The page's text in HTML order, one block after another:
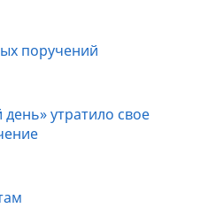
поручений
утратило свое